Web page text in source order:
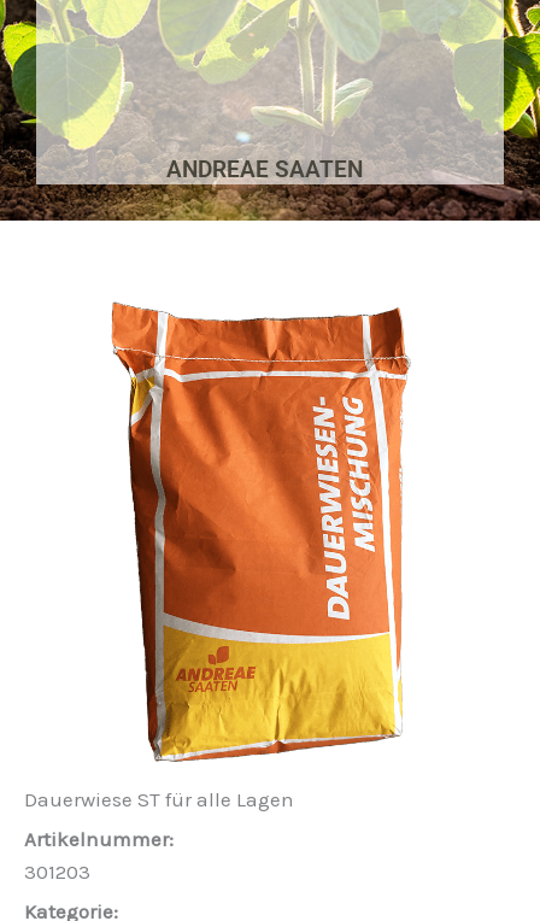
ANDREAE SAATEN
Dauerwiese ST für alle Lagen
301203